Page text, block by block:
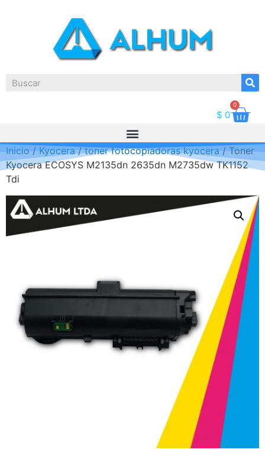
$ 0
0
Inicio/Kyocera/toner fotocopiadoras kyocera/ Toner
Kyocera ECOSYS M2135dn 2635dn M2735dw TK1152
Tdi